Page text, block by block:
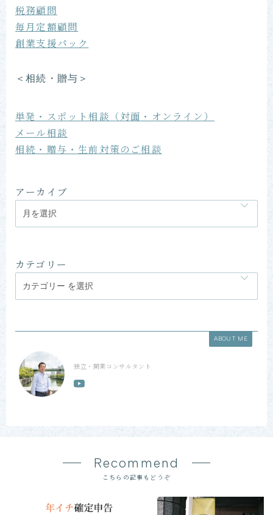
税務顧問
毎月定額顧問
創業支援パック
＜相続・贈与＞
単発・スポット相談（対面・オンライン）
メール相談
相続・贈与・生前対策のご相談
アーカイブ
カテゴリー
ABOUT ME
独立・開業コンサルタント
Recommend
こちらの記事もどうぞ